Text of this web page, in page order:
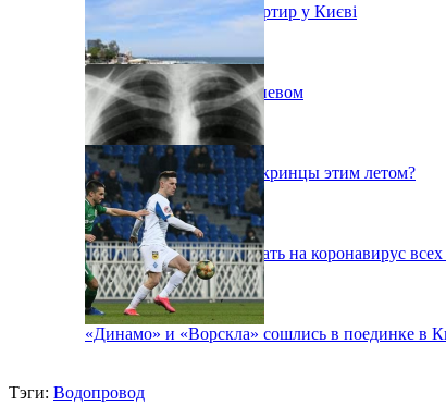
Ситуація з орендою квартир у Києві
Пожар на свалке под Киевом
Куда поедут отдыхать укринцы этим летом?
В Киеве будут тестировать на коронавирус
«Динамо» и «Ворскла» сошлись в поединке в
Тэги: Водопровод